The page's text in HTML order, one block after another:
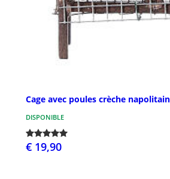
Cage avec poules crèche
DISPONIBLE
€ 19,90